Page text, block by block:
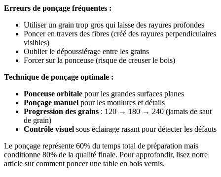
Erreurs de ponçage fréquentes :
Utiliser un grain trop gros qui laisse des rayures profondes
Poncer en travers des fibres (créé des rayures perpendiculaires
visibles)
Oublier le dépoussiérage entre les grains
Forcer sur la ponceuse (risque de creuser le bois)
Technique de ponçage optimale :
Ponceuse orbitale pour les grandes surfaces planes
Ponçage manuel pour les moulures et détails
Progression des grains : 120 → 180 → 240 (jamais de saut
de grain)
Contrôle visuel sous éclairage rasant pour détecter les défauts
Le ponçage représente 60% du temps total de préparation mais
conditionne 80% de la qualité finale. Pour approfondir, lisez notre
article sur comment poncer une table en bois vernis.